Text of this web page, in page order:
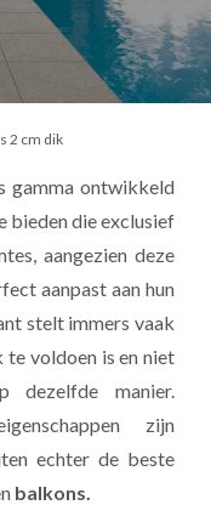
2 cm dik
gamma ontwikkeld
bieden die exclusief
aangezien deze
aanpast aan hun
stelt immers vaak
te voldoen is en niet
dezelfde manier.
zijn
echter de beste
balkons.